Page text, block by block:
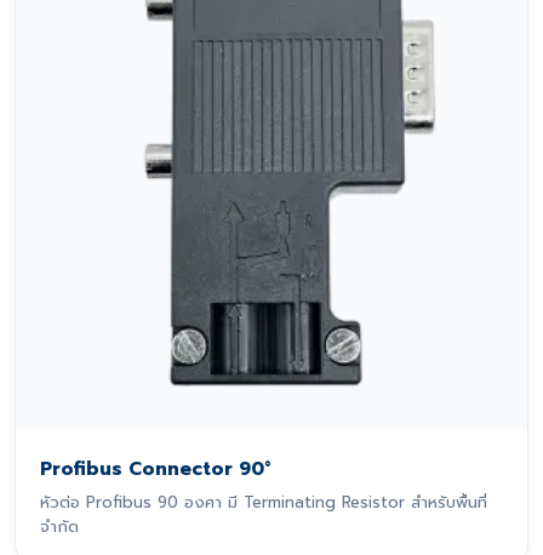
Profibus Connector 90°
หัวต่อ Profibus 90 องศา มี Terminating Resistor สำหรับพื้นที่
จำกัด